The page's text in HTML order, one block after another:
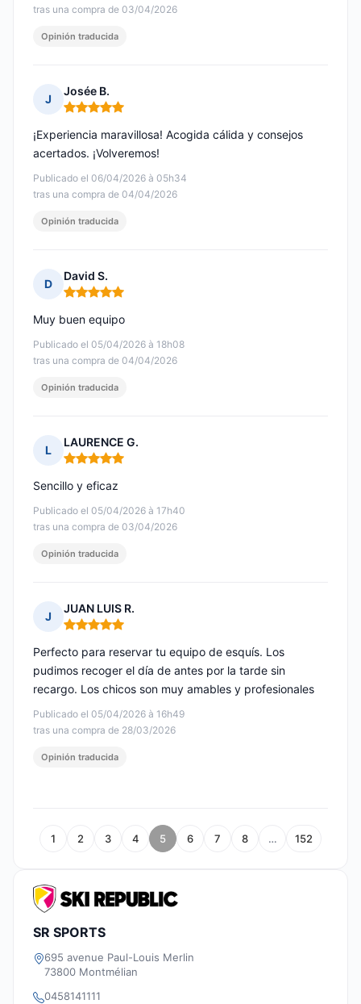
tras una compra de 03/04/2026
Opinión traducida
J
Josée B.
Nota: 5 de 5
Publicado el 06/04/2026 à 05h34
tras una compra de 04/04/2026
¡Experiencia maravillosa! Acogida cálida y consejos
acertados. ¡Volveremos!
Opinión traducida
D
David S.
Nota: 5 de 5
Publicado el 05/04/2026 à 18h08
tras una compra de 04/04/2026
Muy buen equipo
Opinión traducida
L
LAURENCE G.
Nota: 5 de 5
Publicado el 05/04/2026 à 17h40
tras una compra de 03/04/2026
Sencillo y eficaz
Opinión traducida
J
JUAN LUIS R.
Nota: 5 de 5
Publicado el 05/04/2026 à 16h49
tras una compra de 28/03/2026
Perfecto para reservar tu equipo de esquís. Los
pudimos recoger el día de antes por la tarde sin
recargo. Los chicos son muy amables y profesionales
Opinión traducida
1 2 3 4 5 6 7 8 … 152
SR SPORTS
695 avenue Paul-Louis Merlin
73800 Montmélian
0458141111